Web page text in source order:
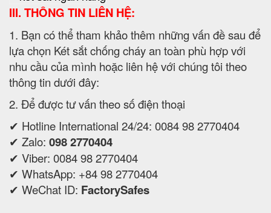
III. THÔNG TIN LIÊN HỆ:
1. Bạn có thể tham khảo thêm những vấn đề sau để
lựa chọn Két sắt chống cháy an toàn phù hợp với
nhu cầu của mình hoặc liên hệ với chúng tôi theo
thông tin dưới đây:
2. Để được tư vấn theo số điện thoại
✔ Hotline International 24/24: 0084 98 2770404
✔ Zalo: 098 2770404
✔ Viber: 0084 98 2770404
✔ WhatsApp: +84 98 2770404
✔ WeChat ID: FactorySafes